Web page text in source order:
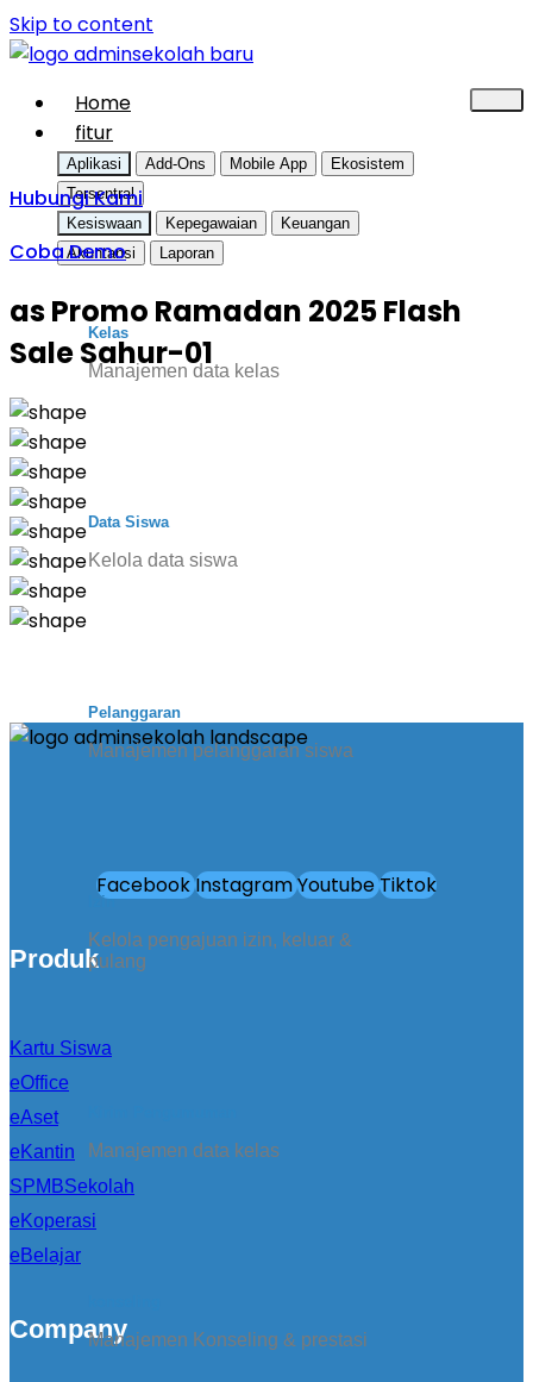
Skip to content
Home
fitur
Aplikasi Add-Ons Mobile App
Ekosistem
Tersentral
Kesiswaan
Kepegawaian
Keuangan
Akuntansi
Laporan
Kelas
Manajemen data kelas
Data Siswa
Kelola data siswa
Pelanggaran
Manajemen pelanggaran siswa
Izin
Kelola pengajuan izin, keluar &
pulang
Manajemen data kelas
Manajemen Konseling & prestasi
Hubungi Kami
Coba Demo
as Promo Ramadan 2025 Flash
Sale Sahur-01
FacebookInstagramYoutubeTiktok
Produk
Kartu Siswa
eOffice
eAset
eKantin
SPMBSekolah
eKoperasi
eBelajar
Company